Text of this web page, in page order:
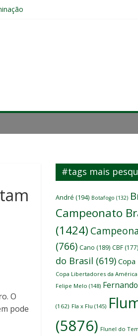
a crise de 2024
O
pode
#tags mais
André (194) Botafogo (132)
Campeonato
(1424)
(766) Cano (189) CBF (177)
do Brasil (619)
Copa Libertadores da América
Felipe Melo (148)
(162) Fla x Flu (145)
(5876) Flunel do